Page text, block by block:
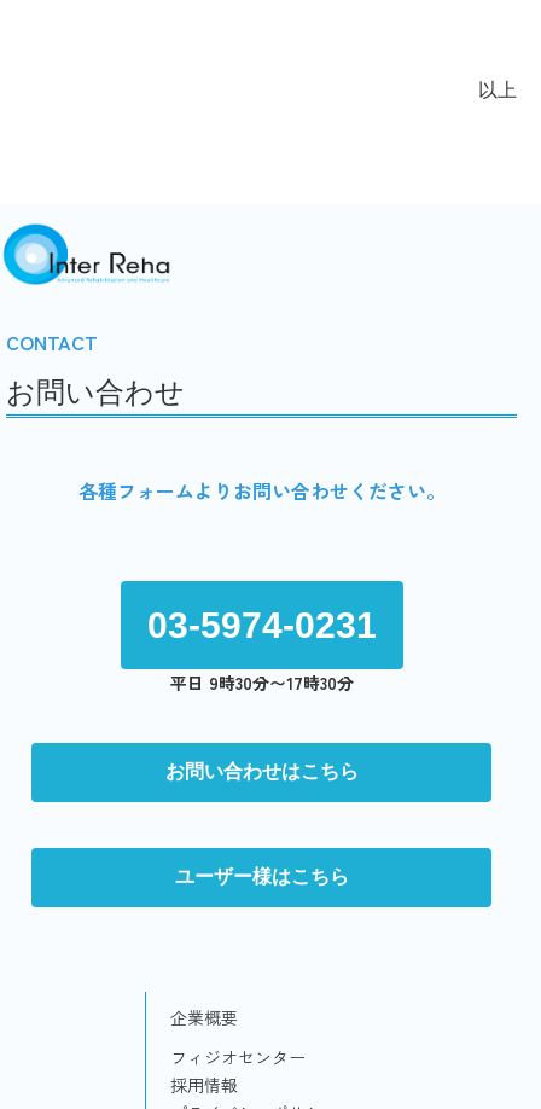
以上
CONTACT
お問い合わせ
各種フォームよりお問い合わせください。
03-5974-0231
平日 9時30分〜17時30分
お問い合わせはこちら
ユーザー様はこちら
企業概要
フィジオセンター
採用情報